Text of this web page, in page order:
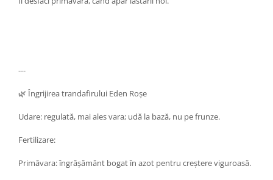
---
🌿 Îngrijirea trandafirului Eden Roșe
Udare: regulată, mai ales vara; udă la bază, nu pe frunze.
Fertilizare:
Primăvara: îngrășământ bogat în azot pentru creștere viguroasă.